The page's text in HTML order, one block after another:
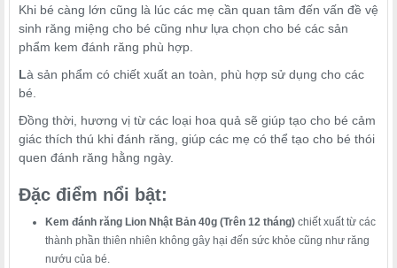
Khi bé càng lớn cũng là lúc các mẹ cần quan tâm đến vấn đề vệ
sinh răng miệng cho bé cũng như lựa chọn cho bé các sản
phẩm kem đánh răng phù hợp.
Là sản phẩm có chiết xuất an toàn, phù hợp sử dụng cho các
bé.
Đồng thời, hương vị từ các loại hoa quả sẽ giúp tạo cho bé cảm
giác thích thú khi đánh răng, giúp các mẹ có thể tạo cho bé thói
quen đánh răng hằng ngày.
Đặc điểm nổi bật:
Kem đánh răng Lion Nhật Bản 40g (Trên 12 tháng) chiết xuất từ các
thành phần thiên nhiên không gây hại đến sức khỏe cũng như răng
nướu của bé.